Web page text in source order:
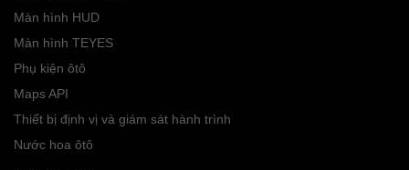
Màn hình HUD
Màn hình TEYES
Phụ kiện ôtô
Maps API
Thiết bị định vị và giám sát hành trình
Nước hoa ôtô